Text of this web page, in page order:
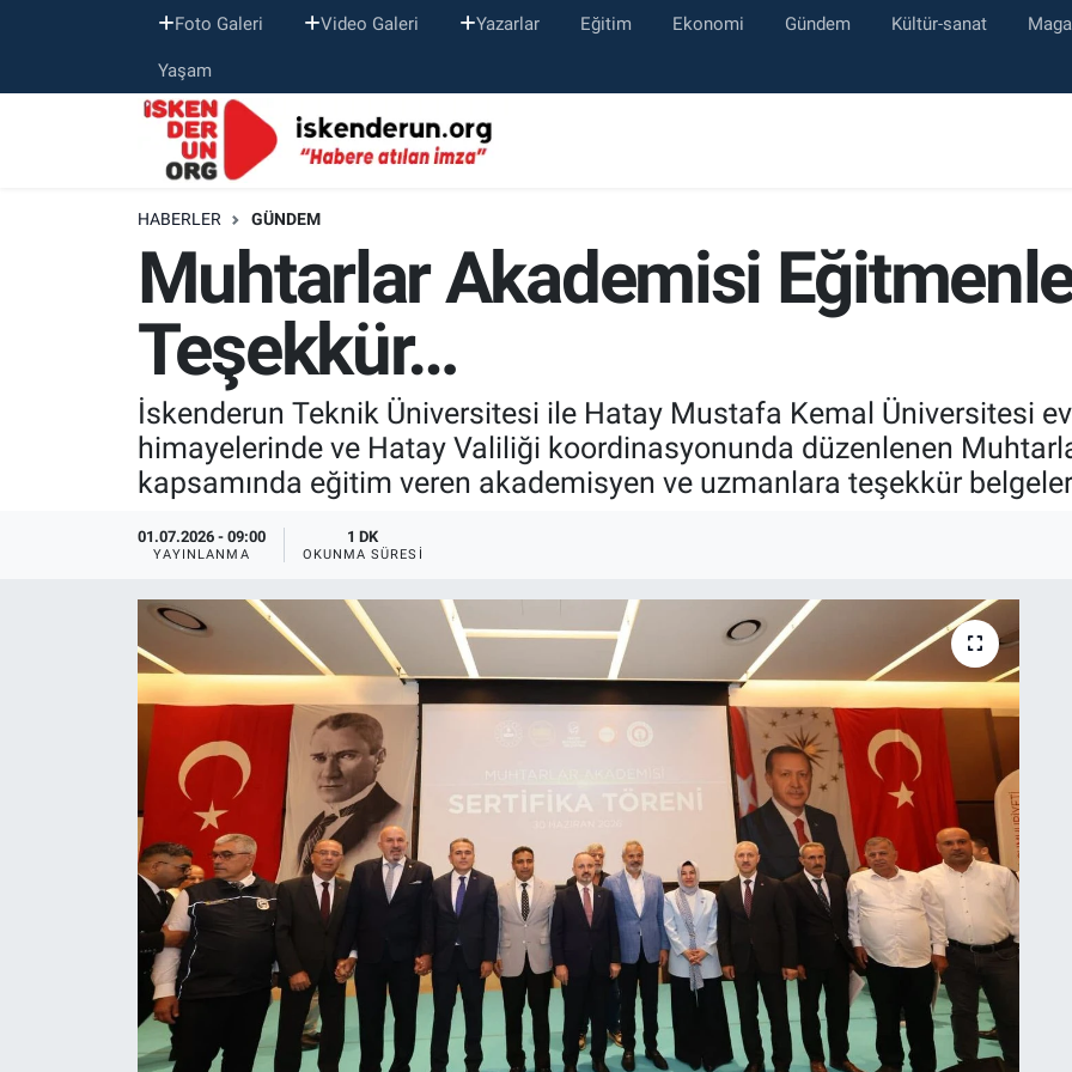
Foto Galeri Video Galeri Yazarlar Eğitim Ekonomi Gündem Kültür-sanat
Yaşam
HABERLER GÜNDEM
Muhtarlar Akademisi
Teşekkür…
İskenderun Teknik Üniversitesi ile Hatay Mustafa Kemal Üniversitesi
himayelerinde ve Hatay Valiliği koordinasyonunda düzenlenen
kapsamında eğitim veren akademisyen ve uzmanlara teşekkür
01.07.2026 - 09:00
YAYINLANMA
1 DK
OKUNMA SÜRESI